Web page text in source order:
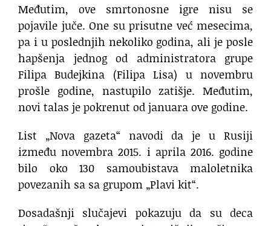
Međutim, ove smrtonosne igre nisu se
pojavile juče. One su prisutne već mesecima,
pa i u poslednjih nekoliko godina, ali je posle
hapšenja jednog od administratora grupe
Filipa Budejkina (Filipa Lisa) u novembru
prošle godine, nastupilo zatišje. Međutim,
novi talas je pokrenut od januara ove godine.
List „Nova gazeta“ navodi da je u Rusiji
između novembra 2015. i aprila 2016. godine
bilo oko 130 samoubistava maloletnika
povezanih sa sa grupom „Plavi kit“.
Dosadašnji slučajevi pokazuju da su deca